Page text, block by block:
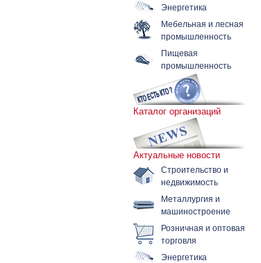
Энергетика
Мебельная и лесная
промышленность
Пищевая
промышленность
Каталог организаций
Актуальные новости
Строительство и
недвижимость
Металлургия и
машиностроение
Розничная и оптовая
торговля
Энергетика